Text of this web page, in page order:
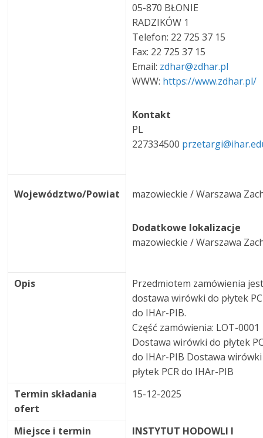
05-870 BŁONIE
RADZIKÓW 1
Telefon: 22 725 37 15
Fax: 22 725 37 15
Email: zdhar@zdhar.pl
WWW: https://www.zdhar.pl/
Kontakt
PL
227334500
Województwo/Powiat mazowieckie / Warszawa
Dodatkowe lokalizacje
mazowieckie / Warszawa
Opis
Przedmiotem zamówienia
dostawa wirówki do płytek
do IHAr-PIB.
Część zamówienia: LOT-0001
Dostawa wirówki do płytek
do IHAr-PIB Dostawa
płytek PCR do IHAr-PIB
Termin składania
ofert
15-12-2025
Miejsce i termin
INSTYTUT HODOWLI I